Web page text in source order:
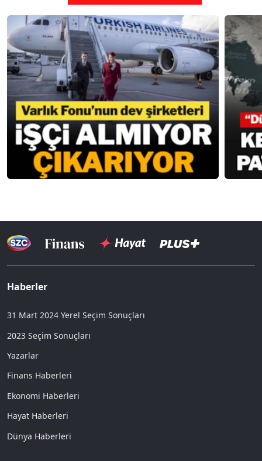
Haberler
31 Mart 2024 Yerel Seçim Sonuçları
2023 Seçim Sonuçları
Yazarlar
Finans Haberleri
Ekonomi Haberleri
Hayat Haberleri
Dünya Haberleri